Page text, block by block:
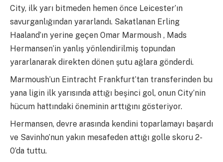
City, ilk yarı bitmeden hemen önce Leicester’ın
savurganlığından yararlandı. Sakatlanan Erling
Haaland’ın yerine geçen Omar Marmoush , Mads
Hermansen’in yanlış yönlendirilmiş topundan
yararlanarak direkten dönen şutu ağlara gönderdi.
Marmoush’un Eintracht Frankfurt’tan transferinden bu
yana ligin ilk yarısında attığı beşinci gol, onun City’nin
hücum hattındaki öneminin arttığını gösteriyor.
Hermansen, devre arasında kendini toparlamayı başardı
ve Savinho’nun yakın mesafeden attığı golle skoru 2-
0’da tuttu.